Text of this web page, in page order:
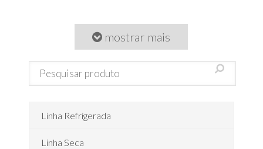
mostrar mais
Linha Refrigerada
Linha Seca